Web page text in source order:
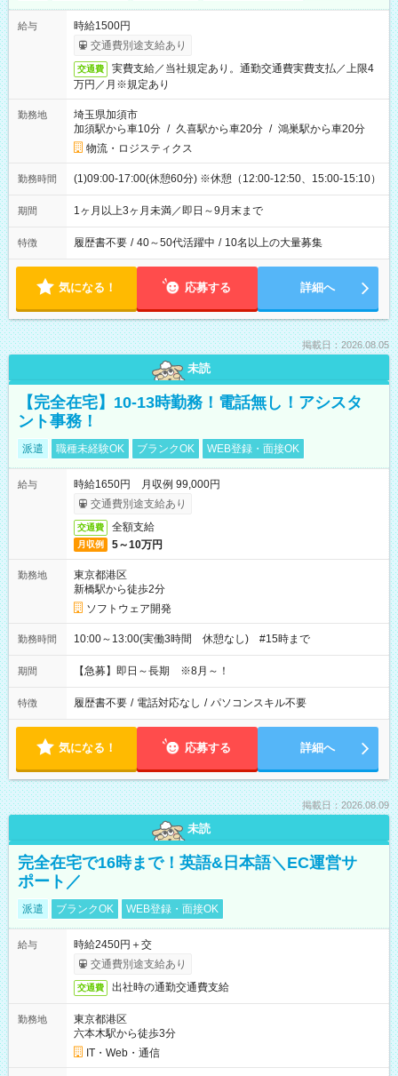
給与
時給1500円
交通費別途支給あり
交通費
実費支給／当社規定あり。通勤交通費実費支払／上限4
万円／月※規定あり
勤務地
埼玉県加須市
加須駅から車10分 / 久喜駅から車20分 / 鴻巣駅から車20分
物流・ロジスティクス
勤務時間 (1)09:00-17:00(休憩60分) ※休憩（12:00-12:50、15:00-15:10）
期間 1ヶ月以上3ヶ月未満／即日～9月末まで
特徴 履歴書不要 / 40～50代活躍中 / 10名以上の大量募集
気になる！ 応募する 詳細へ
掲載日：2026.08.05
未読
【完全在宅】10-13時勤務！電話無し！アシスタ
ント事務！
派遣 職種未経験OK ブランクOK WEB登録・面接OK
給与
時給1650円 月収例 99,000円
交通費別途支給あり
交通費 全額支給
月収例 5～10万円
勤務地
東京都港区
新橋駅から徒歩2分
ソフトウェア開発
勤務時間 10:00～13:00(実働3時間 休憩なし) #15時まで
期間 【急募】即日～長期 ※8月～！
特徴 履歴書不要 / 電話対応なし / パソコンスキル不要
気になる！ 応募する 詳細へ
掲載日：2026.08.09
未読
完全在宅で16時まで！英語&日本語＼EC運営サ
ポート／
派遣 ブランクOK WEB登録・面接OK
給与
時給2450円＋交
交通費別途支給あり
交通費 出社時の通勤交通費支給
勤務地
東京都港区
六本木駅から徒歩3分
IT・Web・通信